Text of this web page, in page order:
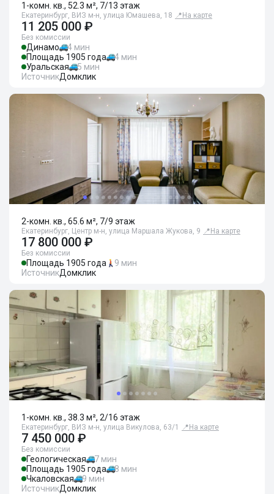
1-комн. кв., 52.3 м², 7/13 этаж
Екатеринбург, ВИЗ м-н, улица Юмашева, 18 📍 На карте
11 205 000 ₽
Без комиссии
Динамо
4 мин
Площадь 1905 года
4 мин
Уральская
5 мин
ИсточникДомклик
2-комн. кв., 65.6 м², 7/9 этаж
Екатеринбург, Центр м-н, улица Маршала Жукова, 9 📍 На карте
17 800 000 ₽
Без комиссии
Площадь 1905 года
9 мин
ИсточникДомклик
1-комн. кв., 38.3 м², 2/16 этаж
Екатеринбург, ВИЗ м-н, улица Викулова, 63/1 📍 На карте
7 450 000 ₽
Без комиссии
Геологическая
7 мин
Площадь 1905 года
8 мин
Чкаловская
9 мин
ИсточникДомклик